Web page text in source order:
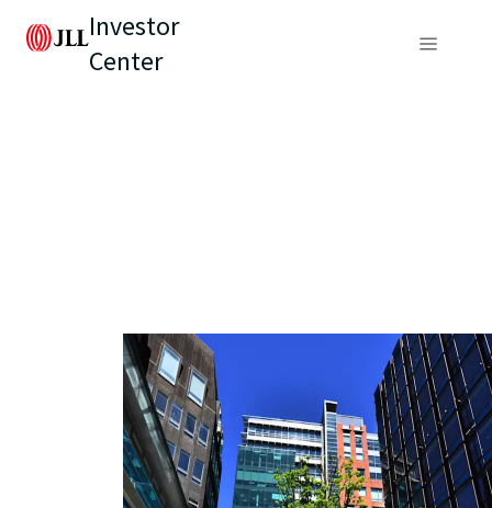
Investor
Center